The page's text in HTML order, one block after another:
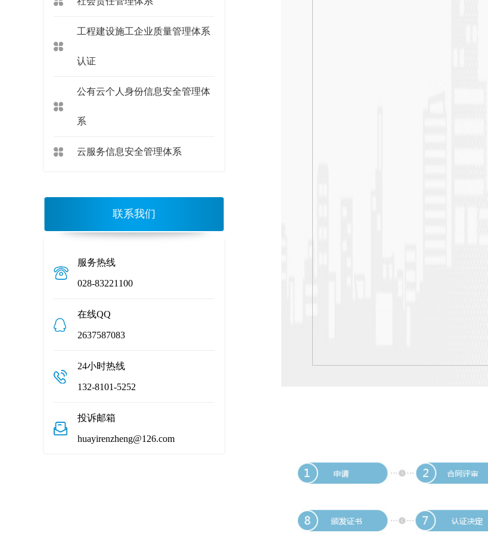
工程建设施工企业质量管理体系
认证
公有云个人身份信息安全管理体
系
云服务信息安全管理体系
联系我们
服务热线
028-83221100
在线QQ
2637587083
24小时热线
132-8101-5252
投诉邮箱
huayirenzheng@126.com